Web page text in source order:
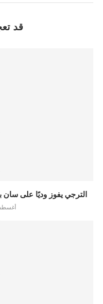
قد
الترجي يفوز وديًا على سان
أغسطس 7,